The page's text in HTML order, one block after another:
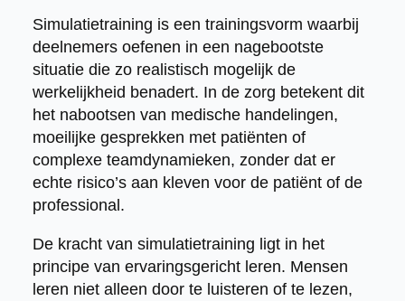
Simulatietraining is een trainingsvorm waarbij
deelnemers oefenen in een nagebootste
situatie die zo realistisch mogelijk de
werkelijkheid benadert. In de zorg betekent dit
het nabootsen van medische handelingen,
moeilijke gesprekken met patiënten of
complexe teamdynamieken, zonder dat er
echte risico’s aan kleven voor de patiënt of de
professional.
De kracht van simulatietraining ligt in het
principe van ervaringsgericht leren. Mensen
leren niet alleen door te luisteren of te lezen,